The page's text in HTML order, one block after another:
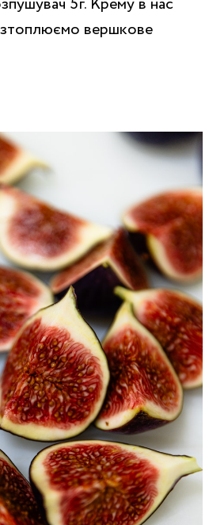
5г. Крему в нас
вершкове